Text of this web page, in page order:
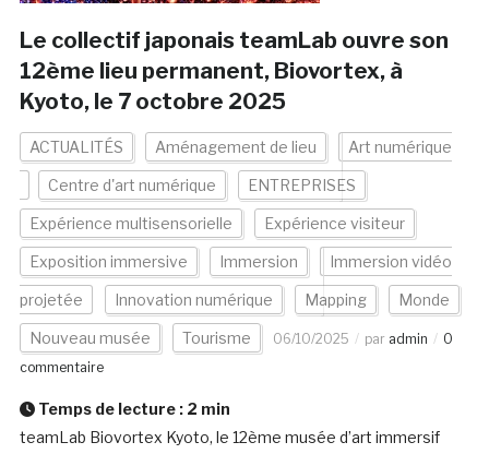
Le collectif japonais teamLab ouvre son
12ème lieu permanent, Biovortex, à
Kyoto, le 7 octobre 2025
ACTUALITÉS Aménagement de lieu Art numérique
Centre d'art numérique ENTREPRISES
Expérience multisensorielle Expérience visiteur
Exposition immersive Immersion Immersion vidéo
projetée Innovation numérique Mapping Monde
Nouveau musée Tourisme 06/10/2025 par admin
0
commentaire
Temps de lecture : 2 min
teamLab Biovortex Kyoto, le 12ème musée d’art immersif